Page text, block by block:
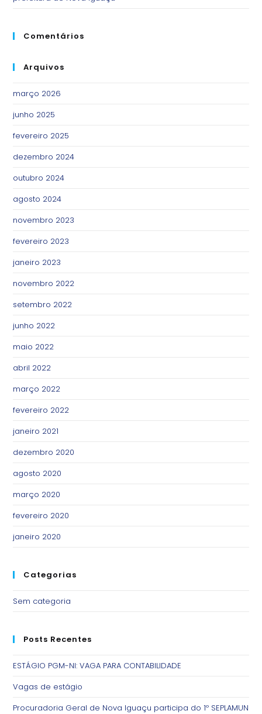
Comentários
Arquivos
março 2026
junho 2025
fevereiro 2025
dezembro 2024
outubro 2024
agosto 2024
novembro 2023
fevereiro 2023
janeiro 2023
novembro 2022
setembro 2022
junho 2022
maio 2022
abril 2022
março 2022
fevereiro 2022
janeiro 2021
dezembro 2020
agosto 2020
março 2020
fevereiro 2020
janeiro 2020
Categorias
Sem categoria
Posts Recentes
ESTÁGIO PGM-NI: VAGA PARA CONTABILIDADE
Vagas de estágio
Procuradoria Geral de Nova Iguaçu participa do 1º SEPLAMUN